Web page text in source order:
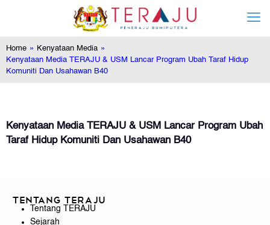
Home » Kenyataan Media »
Kenyataan Media TERAJU & USM Lancar Program Ubah Taraf Hidup
Komuniti Dan Usahawan B40
Kenyataan Media TERAJU & USM Lancar Program Ubah
Taraf Hidup Komuniti Dan Usahawan B40
Tentang TERAJU
Tentang TERAJU
Sejarah